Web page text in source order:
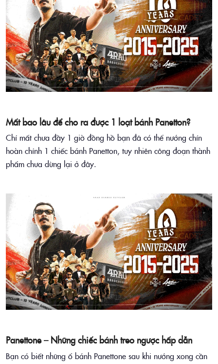
Mất bao lâu để cho ra được 1 loạt bánh Panetton?
Chỉ mất chưa đầy 1 giờ đồng hồ bạn đã có thể nướng chín
hoàn chỉnh 1 chiếc bánh Panetton, tuy nhiên công đoạn thành
phẩm chưa dừng lại ở đây.
Panettone – Những chiếc bánh treo ngược hấp dẫn
Bạn có biết những ổ bánh Panettone sau khi nướng xong cần